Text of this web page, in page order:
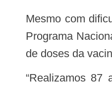
Mesmo com dificuldade de acesso aos dados, após ataque hacker aos sistemas do Ministério da Saúde, um levantamento do
Programa
de doses da
“Realizamos 87 ações de imunização durante um ano, fomos às comunidades para imunizar a população, para garantir a